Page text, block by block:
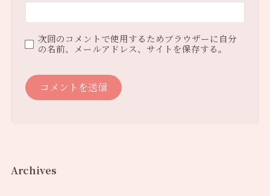
次回のコメントで使用するためブラウザーに自分
の名前、メールアドレス、サイトを保存する。
Archives